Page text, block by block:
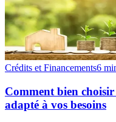
Crédits et Financements6
Comment bien
adapté à vos besoins